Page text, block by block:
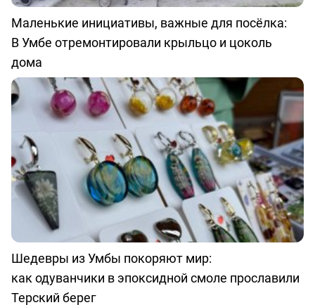
Маленькие инициативы, важные для посёлка:
В Умбе отремонтировали крыльцо и цоколь
дома
Шедевры из Умбы покоряют мир:
как одуванчики в эпоксидной смоле прославили
Терский берег